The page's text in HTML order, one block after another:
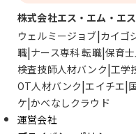
株式会社エス・エム・エ
ウェルミージョブ カイゴ
職 ナース専科 転職 保育
検査技師人材バンク 工学
OT人材バンク エイチエ
ケ かべなしクラウド
運営会社